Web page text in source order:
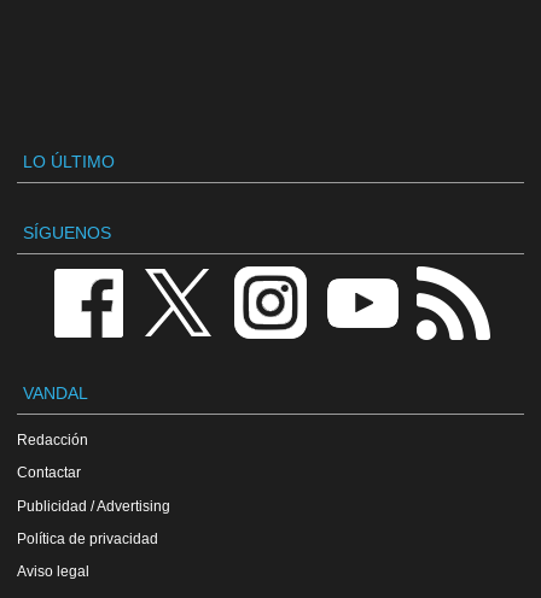
LO ÚLTIMO
SÍGUENOS
VANDAL
Redacción
Contactar
Publicidad / Advertising
Política de privacidad
Aviso legal